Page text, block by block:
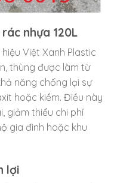
nhựa 120L
Việt Xanh Plastic
thùng được làm từ
năng chống lại sự
hoặc kiềm. Điều này
giảm thiểu chi phí
gia đình hoặc khu
lợi